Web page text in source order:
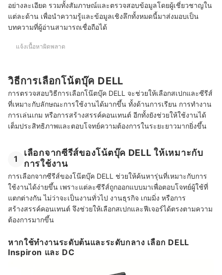
โน๊ตบุ๊ค DELL สามารถใช้งานได้นานกี่ปี
โน๊ตบุ๊ค DELL อัปเกรด RAM และ SSD ได้หรือไม่
โน๊ตบุ๊ค DELL มีระบบป้องกันความปลอดภัยอะไรบ้าง
อย่างละเอียด รวมทั้งสัมภาษณ์และตรวจสอบข้อมูลโดยผู้เชี่ยวชาญใน
แต่ละด้าน เพื่อนำความรู้และข้อมูลเชิงลึกทั้งหมดนี้มาส่งมอบเป็น
บทความที่ผู้อ่านสามารถเชื่อถือได้
แจ้งเนื้อหาผิดพลาด
วิธีการเลือกโน้ตบุ๊ค DELL
การตรวจสอบวิธีการเลือกโน๊ตบุ๊ค DELL จะช่วยให้เลือกสเปกและซีรีส์
ที่เหมาะกับลักษณะการใช้งานได้มากขึ้น ทั้งด้านการเรียน การทำงาน
การเล่นเกม หรือการสร้างสรรค์คอนเทนต์ อีกทั้งยังช่วยให้ใช้งานได้
เต็มประสิทธิภาพและตอบโจทย์ความต้องการในระยะยาวมากยิ่งขึ้น
1
เลือกจากซีรีส์ของโน้ตบุ๊ค DELL ให้เหมาะกับ
การใช้งาน
การเลือกจากซีรีส์ของโน๊ตบุ๊ค DELL ช่วยให้ค้นหารุ่นที่เหมาะกับการ
ใช้งานได้ง่ายขึ้น เพราะแต่ละซีรีส์ถูกออกแบบมาเพื่อตอบโจทย์ผู้ใช้ที่
แตกต่างกัน ไม่ว่าจะเป็นงานทั่วไป งานธุรกิจ เกมมิ่ง หรือการ
สร้างสรรค์คอนเทนต์ จึงช่วยให้เลือกสเปกและฟีเจอร์ได้ตรงตามความ
ต้องการมากขึ้น
หากใช้ทำงานระดับต้นและระดับกลาง เลือก DELL
Inspiron และ DC